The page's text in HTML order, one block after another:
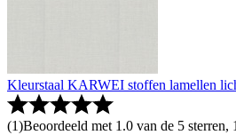
Kleurstaal KARWEI stoffen lamellen
(1)Beoordeeld met 1.0 van de 5 sterren,